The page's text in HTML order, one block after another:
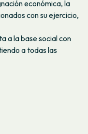
económica, la
con su ejercicio,
a la base social con
a todas las